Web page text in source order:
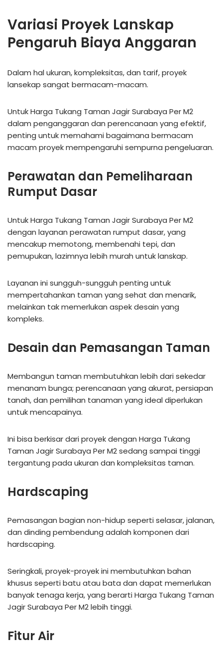
Variasi Proyek Lanskap
Pengaruh Biaya Anggaran
Dalam hal ukuran, kompleksitas, dan tarif, proyek
lansekap sangat bermacam-macam.
Untuk Harga Tukang Taman Jagir Surabaya Per M2
dalam penganggaran dan perencanaan yang efektif,
penting untuk memahami bagaimana bermacam
macam proyek mempengaruhi sempurna pengeluaran.
Perawatan dan Pemeliharaan
Rumput Dasar
Untuk Harga Tukang Taman Jagir Surabaya Per M2
dengan layanan perawatan rumput dasar, yang
mencakup memotong, membenahi tepi, dan
pemupukan, lazimnya lebih murah untuk lanskap.
Layanan ini sungguh-sungguh penting untuk
mempertahankan taman yang sehat dan menarik,
melainkan tak memerlukan aspek desain yang
kompleks.
Desain dan Pemasangan Taman
Membangun taman membutuhkan lebih dari sekedar
menanam bunga; perencanaan yang akurat, persiapan
tanah, dan pemilihan tanaman yang ideal diperlukan
untuk mencapainya.
Ini bisa berkisar dari proyek dengan Harga Tukang
Taman Jagir Surabaya Per M2 sedang sampai tinggi
tergantung pada ukuran dan kompleksitas taman.
Hardscaping
Pemasangan bagian non-hidup seperti selasar, jalanan,
dan dinding pembendung adalah komponen dari
hardscaping.
Seringkali, proyek-proyek ini membutuhkan bahan
khusus seperti batu atau bata dan dapat memerlukan
banyak tenaga kerja, yang berarti Harga Tukang Taman
Jagir Surabaya Per M2 lebih tinggi.
Fitur Air